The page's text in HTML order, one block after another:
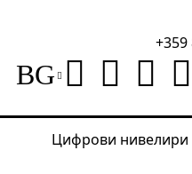
+359
BG
Цифрови нивелири